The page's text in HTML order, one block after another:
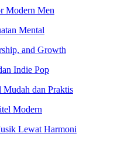
Modern Men
Mental
and Growth
Indie Pop
dan Praktis
Modern
Lewat Harmoni